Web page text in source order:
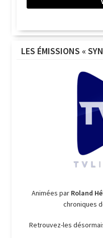
LES ÉMISSIONS «
Animées par Roland
chroniques
Retrouvez-les